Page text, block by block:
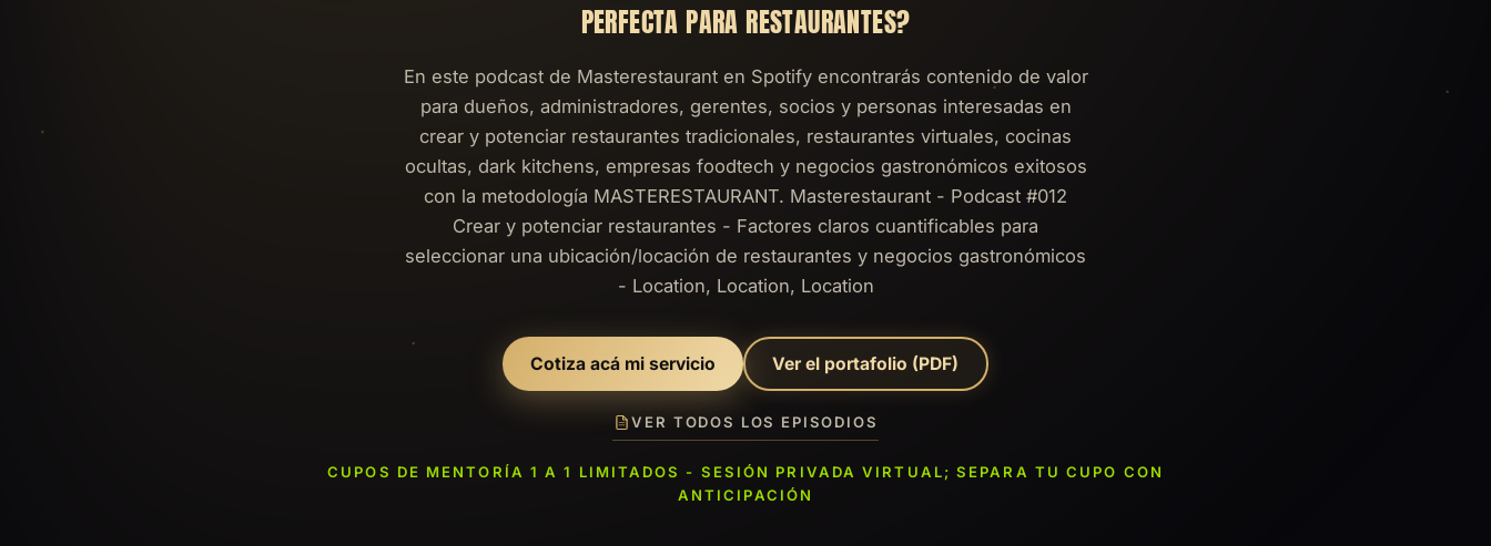
PERFECTA PARA RESTAURANTES?
En este podcast de Masterestaurant en Spotify encontrarás contenido de valor
para dueños, administradores, gerentes, socios y personas interesadas en
crear y potenciar restaurantes tradicionales, restaurantes virtuales, cocinas
ocultas, dark kitchens, empresas foodtech y negocios gastronómicos exitosos
con la metodología MASTERESTAURANT. Masterestaurant - Podcast #012
Crear y potenciar restaurantes - Factores claros cuantificables para
seleccionar una ubicación/locación de restaurantes y negocios gastronómicos
- Location, Location, Location
Cotiza acá mi servicio Ver el portafolio (PDF)
VER TODOS LOS EPISODIOS
CUPOS DE MENTORÍA 1 A 1 LIMITADOS - SESIÓN PRIVADA VIRTUAL; SEPARA TU CUPO CON
ANTICIPACIÓN